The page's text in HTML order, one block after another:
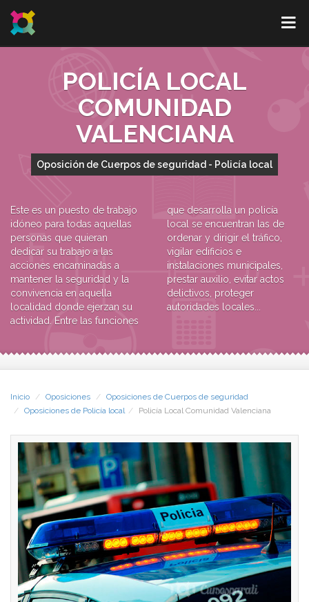
POLICÍA LOCAL
COMUNIDAD
VALENCIANA
Oposición de Cuerpos de seguridad - Policía local
Este es un puesto de trabajo
idóneo para todas aquellas
personas que quieran
dedicar su trabajo a las
acciones encaminadas a
mantener la seguridad y la
convivencia en aquella
localidad donde ejerzan su
actividad. Entre las funciones
que desarrolla un policía
local se encuentran las de
ordenar y dirigir el tráfico,
vigilar edificios e
instalaciones municipales,
prestar auxilio, evitar actos
delictivos, proteger
autoridades locales...
Inicio Oposiciones
Oposiciones de Cuerpos de seguridad
Oposiciones de Policía local
Policía Local Comunidad Valenciana